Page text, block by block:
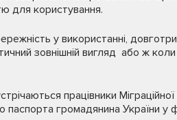
для користування.
у використанні,
зовнішній вигляд або ж
працівники
паспорта громадянина України у